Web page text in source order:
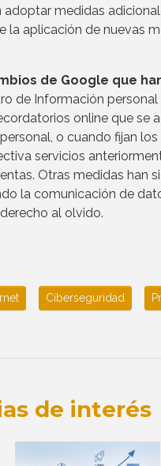
medidas
la aplicación de nuevas
de Google que
de Información
online que se
o cuando fijan
servicios
Otras medidas han
la comunicación de
al olvido.
Ciberseguridad
de interés